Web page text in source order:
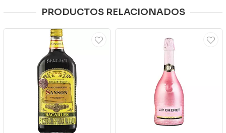
PRODUCTOS RELACIONADOS